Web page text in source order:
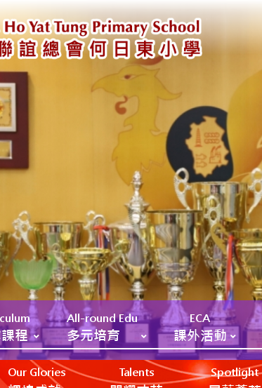
程
All-round Edu
多元培育
ECA
課外活動
Our Glories Talents Spotlight